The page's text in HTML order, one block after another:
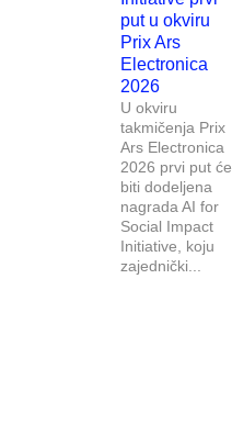
put u okviru
Prix Ars
Electronica
2026
U okviru
takmičenja Prix
Ars Electronica
2026 prvi put će
biti dodeljena
nagrada AI for
Social Impact
Initiative, koju
zajednički...